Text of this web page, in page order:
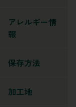
アレルギー情
報
保存方法
加工地